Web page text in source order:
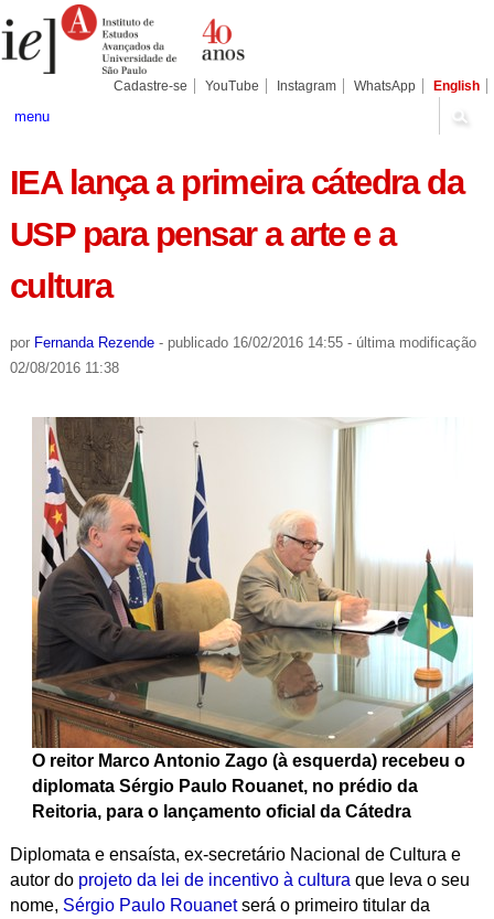
para
conteúdo.
Pessoais
Cadastre-se YouTube Instagram WhatsApp English
menu
IEA lança a primeira cátedra da
USP para pensar a arte e a
cultura
por Fernanda Rezende - publicado16/02/2016 14:55 - última modificação
02/08/2016 11:38
O reitor Marco Antonio Zago (à esquerda) recebeu o
diplomata Sérgio Paulo Rouanet, no prédio da
Reitoria, para o lançamento oficial da Cátedra
Diplomata e ensaísta, ex-secretário Nacional de Cultura e
autor do projeto da lei de incentivo à cultura que leva o seu
nome, Sérgio Paulo Rouanetserá o primeiro titular da